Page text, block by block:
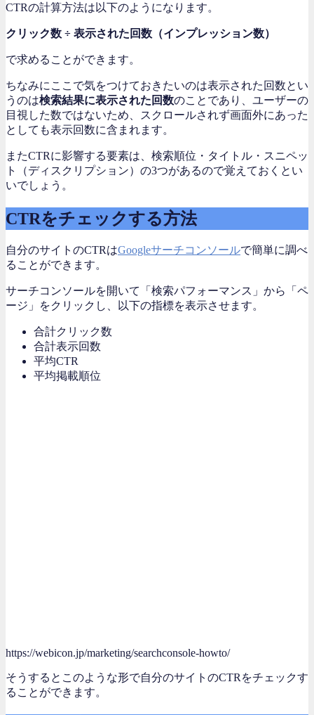
CTRの計算方法は以下のようになります。
クリック数 ÷ 表示された回数（インプレッション数）
で求めることができます。
ちなみにここで気をつけておきたいのは表示された回数とい
うのは検索結果に表示された回数のことであり、ユーザーの
目視した数ではないため、スクロールされず画面外にあった
としても表示回数に含まれます。
またCTRに影響する要素は、検索順位・タイトル・スニペッ
ト（ディスクリプション）の3つがあるので覚えておくとい
いでしょう。
CTRをチェックする方法
自分のサイトのCTRはGoogleサーチコンソールで簡単に調べ
ることができます。
サーチコンソールを開いて「検索パフォーマンス」から「ペ
ージ」をクリックし、以下の指標を表示させます。
合計クリック数
合計表示回数
平均CTR
平均掲載順位
https://webicon.jp/marketing/searchconsole-howto/
そうするとこのような形で自分のサイトのCTRをチェックす
ることができます。